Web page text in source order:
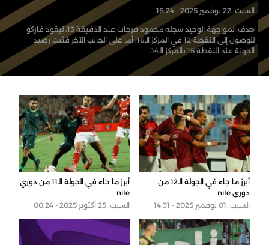
السبت، 22 نوفمبر 2025 - 16:24
هدف المواجهة الوحيد سجله محمود فرحات عند الدقيقة 13، ليقود فاركو
للوصول إلى النقطة 12 في المركز الـ16، أما على الجانب الآخر فثبت رصيد
الجونة عند النقطة 15 بالمركز الـ14.
أبرز ما جاء في الجولة الـ12 من
دوري nile
السبت، 01 نوفمبر 2025 - 14:31
أبرز ما جاء في الجولة الـ11 من دوري
nile
السبت، 25 أكتوبر 2025 - 00:24